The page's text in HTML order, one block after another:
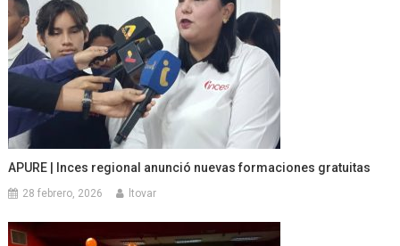
APURE | Inces regional anunció nuevas formaciones gratuitas
28 febrero, 2026 ltovar